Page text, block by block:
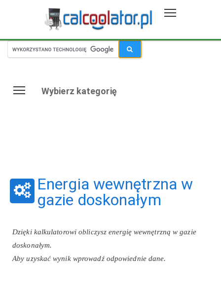
Wybierz kategorię
Energia wewnętrzna w
gazie doskonałym
Dzięki kalkulatorowi obliczysz energię wewnętrzną w gazie
doskonałym.
Aby uzyskać wynik wprowadź odpowiednie dane.